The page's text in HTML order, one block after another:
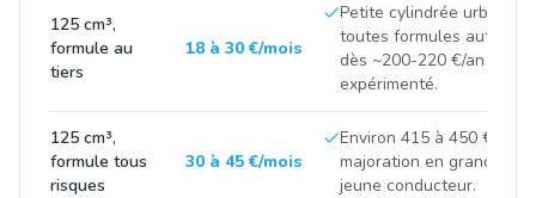
125 cm³,
formule au
tiers
18 à 30 €/mois
Petite cylindrée urbaine,
toutes formules autour
dès ~200-220 €/an pour
expérimenté.
125 cm³,
formule tous
risques
30 à 45 €/mois
Environ 415 à 450 €/an
majoration en grande
jeune conducteur.